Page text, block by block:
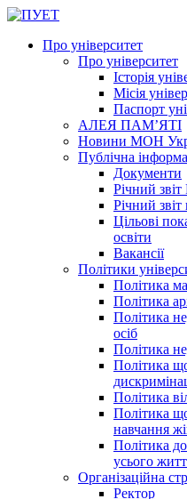
Про університет
Про університет
Історія
Місія
Паспорт
АЛЕЯ ПАМ’ЯТІ
Новини МОН
Публічна
Документи
Річний звіт
Річний звіт
Цільові
освіти
Вакансії
Політики
Політика
Політика
Політика
осіб
Політика
Політика
Політика
Політика
навчання
Політика
усього
Організаційна
Ректор